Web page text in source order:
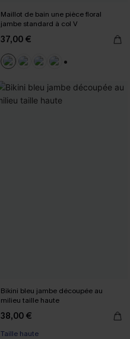
Maillot de bain une pièce floral
jambe standard à col V
37,00 €
Bikini bleu jambe découpée au
milieu taille haute
38,00 €
Taille haute